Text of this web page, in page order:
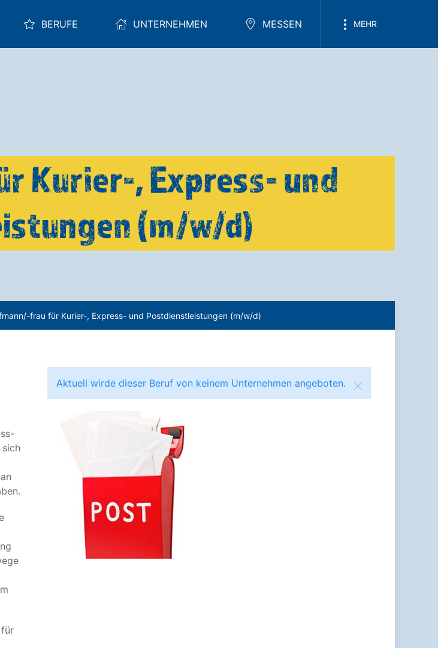
BERUFE UNTERNEHMEN MESSEN MEHR
Kurier-, Express- und
(m/w/d)
frau für Kurier-, Express- und Postdienstleistungen (m/w/d)
Aktuell wirde dieser Beruf von keinem Unternehmen angeboten.